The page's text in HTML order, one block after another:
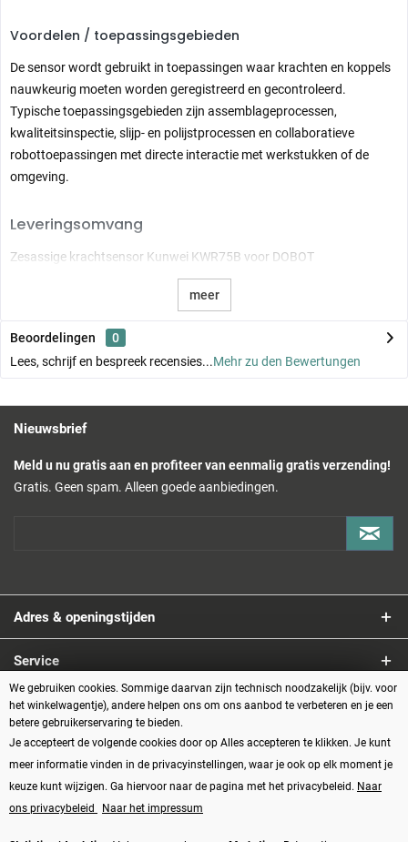
Voordelen / toepassingsgebieden
De sensor wordt gebruikt in toepassingen waar krachten en koppels
nauwkeurig moeten worden geregistreerd en gecontroleerd.
Typische toepassingsgebieden zijn assemblageprocessen,
kwaliteitsinspectie, slijp- en polijstprocessen en collaboratieve
robottoepassingen met directe interactie met werkstukken of de
omgeving.
Leveringsomvang
Zesassige krachtsensor Kunwei KWR75B voor DOBOT
meer
Beoordelingen
0
Lees, schrijf en bespreek recensies...Mehr zu den Bewertungen
Nieuwsbrief
Meld u nu gratis aan en profiteer van eenmalig gratis verzending!
Gratis. Geen spam. Alleen goede aanbiedingen.
Adres & openingstijden
Service
Informatie
Betaalmethoden
We gebruiken cookies. Sommige daarvan zijn technisch noodzakelijk (bijv. voor
het winkelwagentje), andere helpen ons om ons aanbod te verbeteren en je een
betere gebruikerservaring te bieden.
Je accepteert de volgende cookies door op Alles accepteren te klikken. Je kunt
meer informatie vinden in de privacyinstellingen, waar je ook op elk moment je
keuze kunt wijzigen. Ga hiervoor naar de pagina met het privacybeleid. Naar
ons privacybeleid
Naar het impressum